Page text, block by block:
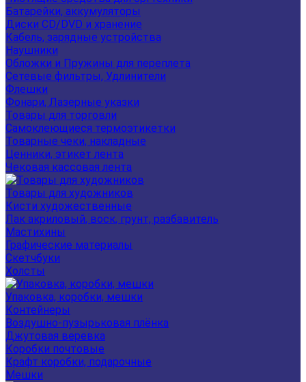
Батарейки, аккумуляторы
Диски CD/DVD и хранение
Кабель, зарядные устройства
Наушники
Обложки и Пружины для переплета
Сетевые фильтры, Удлинители
Флешки
Фонари, Лазерные указки
Товары для торговли
Самоклеющиеся термоэтикетки
Товарные чеки, накладные
Ценники, этикет лента
Чековая кассовая лента
Товары для художников
Кисти художественные
Лак акриловый, воск, грунт, разбавитель
Мастихины
Графические материалы
Скетчбуки
Холсты
Упаковка, коробки, мешки
Контейнеры
Воздушно-пузырьковая плёнка
Джутовая веревка
Коробки почтовые
Крафт коробки, подарочные
Мешки